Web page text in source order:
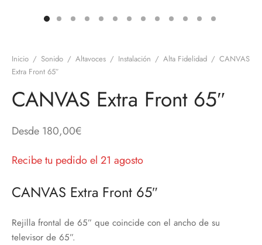
Inicio / Sonido / Altavoces / Instalación / Alta Fidelidad / CANVAS
Extra Front 65″
CANVAS Extra Front 65″
Desde 180,00€
Recibe tu pedido el 21 agosto
CANVAS Extra Front 65″
Rejilla frontal de 65” que coincide con el ancho de su
televisor de 65”.
Equipos de Sonido